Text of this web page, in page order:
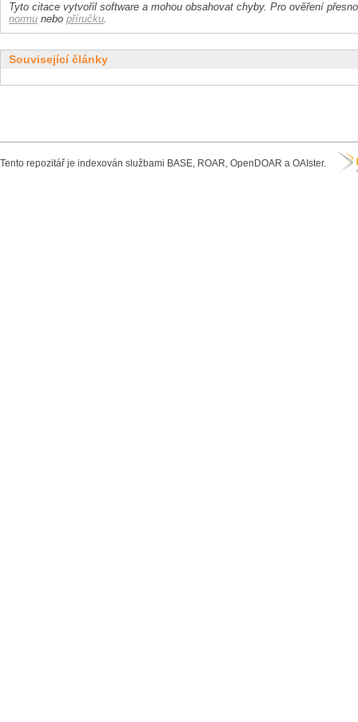
Tyto citace vytvořil software a mohou obsahovat chyby. Pro ověření
normu nebo příručku.
Související články
Tento repozitář je indexován službami BASE, ROAR, OpenDOAR a OAIster.